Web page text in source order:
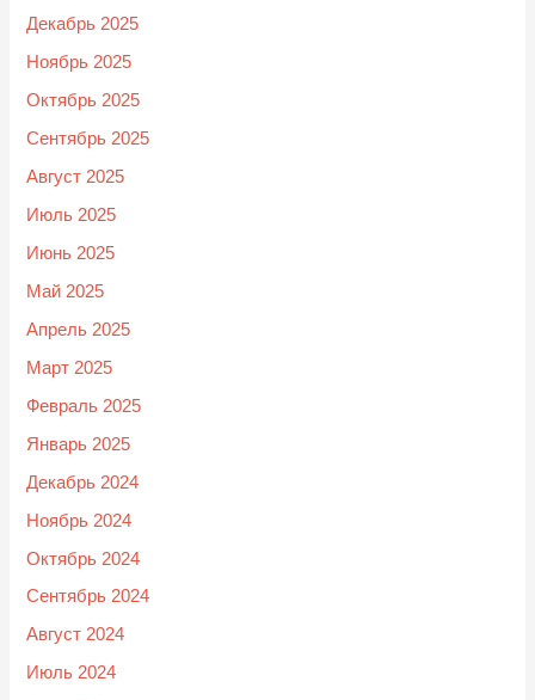
Декабрь 2025
Ноябрь 2025
Октябрь 2025
Сентябрь 2025
Август 2025
Июль 2025
Июнь 2025
Май 2025
Апрель 2025
Март 2025
Февраль 2025
Январь 2025
Декабрь 2024
Ноябрь 2024
Октябрь 2024
Сентябрь 2024
Август 2024
Июль 2024